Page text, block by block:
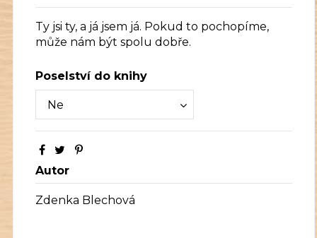
Ty jsi ty, a já jsem já. Pokud to pochopíme,
může nám být spolu dobře.
Poselství do knihy
Autor
Zdenka Blechová